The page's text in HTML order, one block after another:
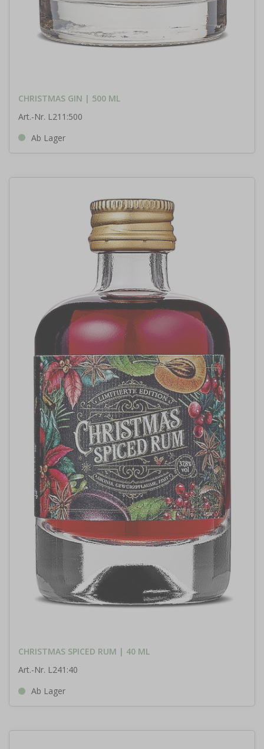
CHRISTMAS GIN | 500 ML
Art.-Nr. L211:500
Ab Lager
CHRISTMAS SPICED RUM | 40 ML
Art.-Nr. L241:40
Ab Lager